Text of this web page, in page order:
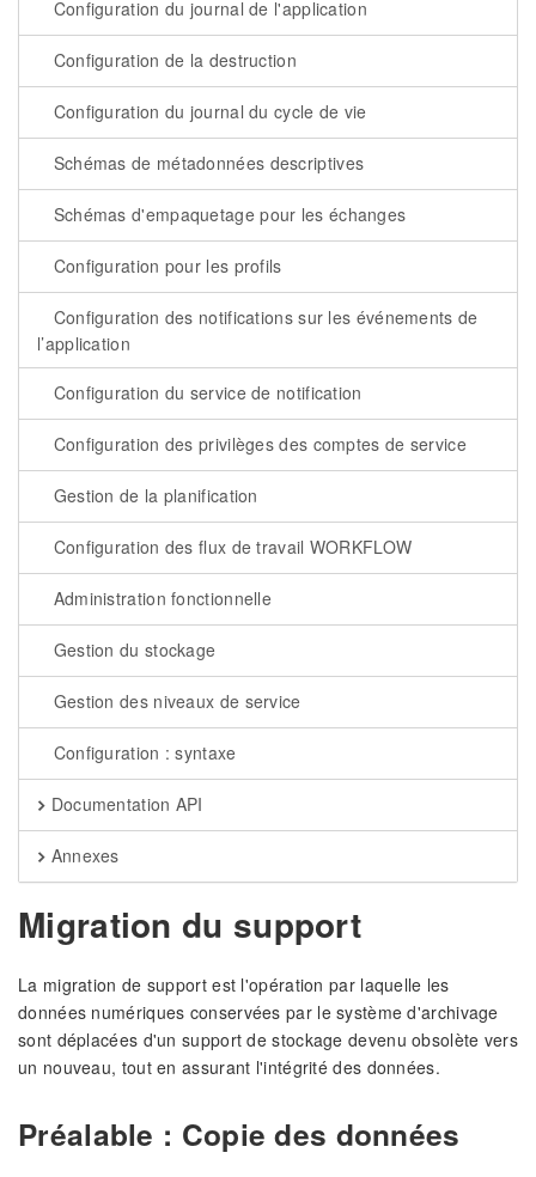
Configuration du journal de l'application
Configuration de la destruction
Configuration du journal du cycle de vie
Schémas de métadonnées descriptives
Schémas d'empaquetage pour les échanges
Configuration pour les profils
Configuration des notifications sur les événements de
l’application
Configuration du service de notification
Configuration des privilèges des comptes de service
Gestion de la planification
Configuration des flux de travail WORKFLOW
Administration fonctionnelle
Gestion du stockage
Gestion des niveaux de service
Configuration : syntaxe
Documentation API
Annexes
Migration du support
La migration de support est l'opération par laquelle les
données numériques conservées par le système d'archivage
sont déplacées d'un support de stockage devenu obsolète vers
un nouveau, tout en assurant l'intégrité des données.
Préalable : Copie des données